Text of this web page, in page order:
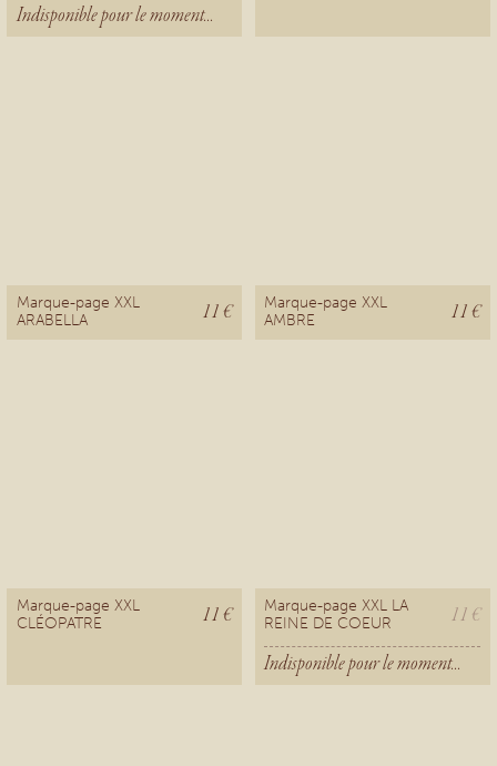
Indisponible pour le moment...
Marque-page XXL
ARABELLA
11 €
Marque-page XXL
AMBRE
11 €
Marque-page XXL
CLÉOPATRE
11 €
Marque-page XXL LA
REINE DE COEUR
11 €
Indisponible pour le moment...